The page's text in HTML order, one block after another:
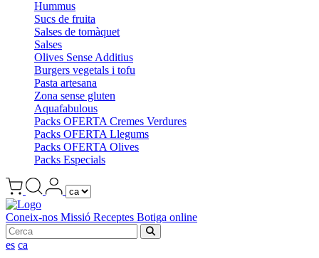
Hummus
Sucs de fruita
Salses de tomàquet
Salses
Olives Sense Additius
Burgers vegetals i tofu
Pasta artesana
Zona sense gluten
Aquafabulous
Packs OFERTA Cremes Verdures
Packs OFERTA Llegums
Packs OFERTA Olives
Packs Especials
Coneix-nos Missió Receptes Botiga online
es ca